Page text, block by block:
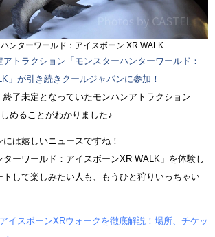
ンターワールド：アイスボーン XR WALK
トラクション「モンスターハンターワールド：
」が引き続きクールジャパンに参加！
了未定となっていたモンハンアトラクション
めることがわかりました♪
は嬉しいニュースですね！
ターワールド：アイスボーンXR WALK」を体験し
して楽しみたい人も、もうひと狩りいっちゃい
イスボーンXRウォークを徹底解説！場所、チケッ